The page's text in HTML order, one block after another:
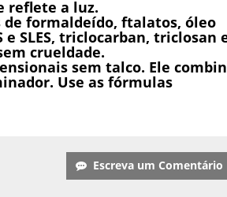
reflete a luz.
de formaldeído, ftalatos, óleo
SLES, triclocarban, triclosan
crueldade.
sem talco. Ele
Use as fórmulas
Escreva um Comentário